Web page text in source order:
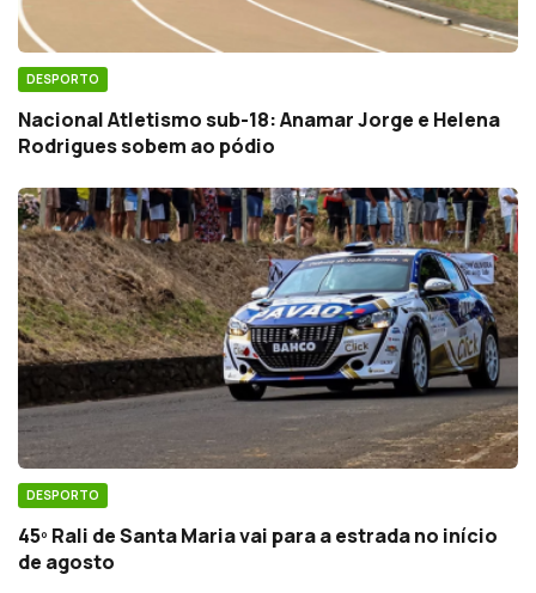
DESPORTO
Nacional Atletismo sub-18: Anamar Jorge e Helena
Rodrigues sobem ao pódio
DESPORTO
45º Rali de Santa Maria vai para a estrada no início
de agosto